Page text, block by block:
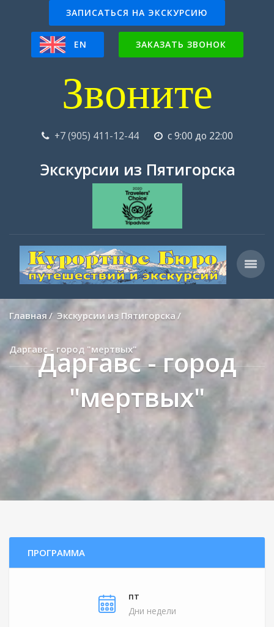
ЗАПИСАТЬСЯ НА ЭКСКУРСИЮ
EN ЗАКАЗАТЬ ЗВОНОК
Звоните
+7 (905) 411-12-44 с 9:00 до 22:00
Экскурсии из Пятигорска
Главная Экскурсии из Пятигорска
Даргавс - город "мертвых"
Даргавс - город
"мертвых"
ПРОГРАММА
пт
Дни недели